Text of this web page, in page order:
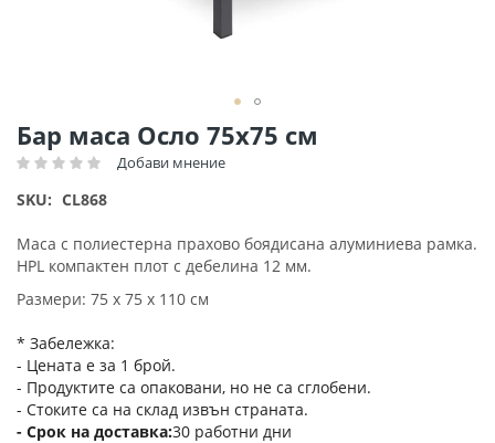
Бар маса Осло 75х75 см
Рейтинг: Добави мнение
SKU CL868
Маса с полиестерна прахово боядисана алуминиева рамка.
HPL компактен плот с дебелина 12 мм.
Размери: 75 х 75 х 110 см
* Забележка:
- Цената е за 1 брой.
- Продуктите са опаковани, но не са сглобени.
- Стоките са на склад извън страната.
Срок на доставка 30 работни дни
Преминете
към
началото
на
със
снимки